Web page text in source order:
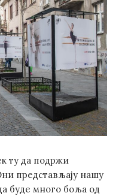
ту да подржи
представљају нашу
буде много боља од